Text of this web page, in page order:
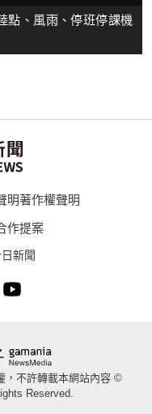
點、風雨、停班停課機
明著作權聲明
作提案
新聞
，不許轉載本網站內容 ©
Reserved.